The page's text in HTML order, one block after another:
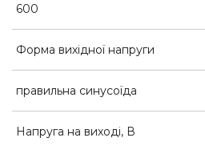
600
Форма вихідної напруги
правильна синусоїда
Напруга на виході, В